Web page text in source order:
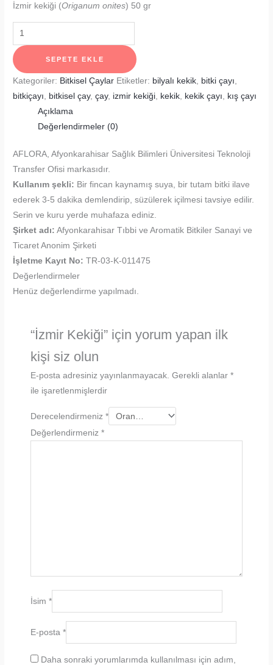
İzmir kekiği (Origanum onites) 50 gr
İzmir
Kekiği
adet
SEPETE EKLE
Kategoriler: Bitkisel Çaylar Etiketler: bilyalı kekik bitki çayı
bitkiçayı
bitkisel çay,çay, izmir kekiği kekik kekik çayı
kış çayı
Açıklama
Değerlendirmeler (0)
AFLORA, Afyonkarahisar Sağlık Bilimleri Üniversitesi Teknoloji
Transfer Ofisi markasıdır.
Kullanım şekli: Bir fincan kaynamış suya, bir tutam bitki ilave
ederek 3-5 dakika demlendirip, süzülerek içilmesi tavsiye edilir.
Serin ve kuru yerde muhafaza ediniz.
Şirket adı: Afyonkarahisar Tıbbi ve Aromatik Bitkiler Sanayi ve
Ticaret Anonim Şirketi
İşletme Kayıt No: TR-03-K-011475
Değerlendirmeler
Henüz değerlendirme yapılmadı.
“İzmir Kekiği” için yorum yapan ilk
kişi siz olun
E-posta adresiniz yayınlanmayacak. Gerekli alanlar*
ile işaretlenmişlerdir
Derecelendirmeniz*
Değerlendirmeniz*
İsim*
E-posta*
Daha sonraki yorumlarımda kullanılması için adım,